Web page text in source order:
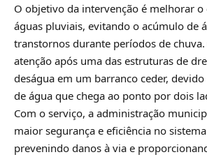
O objetivo da intervenção é melhorar o
águas pluviais, evitando o acúmulo de
transtornos durante períodos de chuva.
atenção após uma das estruturas de
deságua em um barranco ceder,
de água que chega ao ponto por dois
Com o serviço, a administração
maior segurança e eficiência no
prevenindo danos à via e